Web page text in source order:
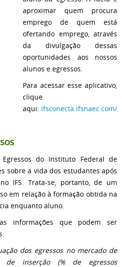
aproximar quem procura
emprego de quem está
ofertando emprego, através
da divulgação dessas
oportunidades aos nossos
alunos e egressos.
Para acessar esse aplicativo,
clique
aqui: ifsconecta.ifsnaec.com/
do Instituto Federal de
sobre a vida dos estudantes após
IFS. Trata-se, portanto, de um
em relação à formação obtida na
enquanto aluno.
informações que podem ser
dos egressos no mercado de
inserção (% de egressos